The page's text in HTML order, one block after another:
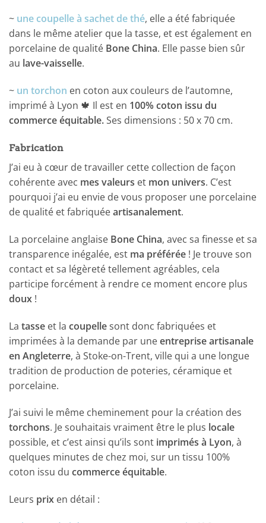
~ une coupelle à sachet de thé, elle a été fabriquée
dans le même atelier que la tasse, et est également en
porcelaine de qualité Bone China. Elle passe bien sûr
au lave-vaisselle.
~ un torchon en coton aux couleurs de l’automne,
imprimé à Lyon 🍁 Il est en 100% coton issu du
commerce équitable.Ses dimensions : 50 x 70 cm.
Fabrication
J’ai eu à cœur de travailler cette collection de façon
cohérente avec mes valeurs et mon univers. C’est
pourquoi j’ai eu envie de vous proposer une porcelaine
de qualité et fabriquéeartisanalement.
La porcelaine anglaise Bone China, avec sa finesse et sa
transparence inégalée, est ma préférée ! Je trouve son
contact et sa légèreté tellement agréables, cela
participe forcément à rendre ce moment encore plus
doux !
La tasse et la coupellesont donc fabriquées et
imprimées à la demande par uneentreprise artisanale
en Angleterre, à Stoke-on-Trent, ville qui a une longue
tradition de production de poteries, céramique et
porcelaine.
J’ai suivi le même cheminement pour la création des
torchons. Je souhaitais vraiment être le plus locale
possible, et c’est ainsi qu’ils sont imprimés à Lyon, à
quelques minutes de chez moi, sur un tissu 100%
coton issu du commerce équitable.
Leurs prix en détail :